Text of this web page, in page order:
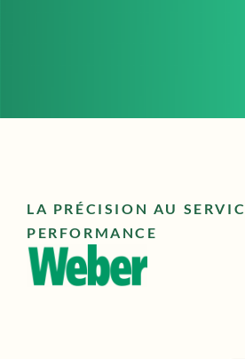
LA PRÉCISION AU
PERFORMANCE